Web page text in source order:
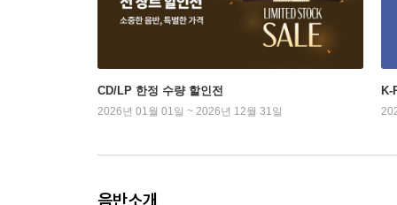
CD/LP 한정 수량 할인전
2026년 01월 01일 ~ 2026년 12월 31일
K-
음반소개